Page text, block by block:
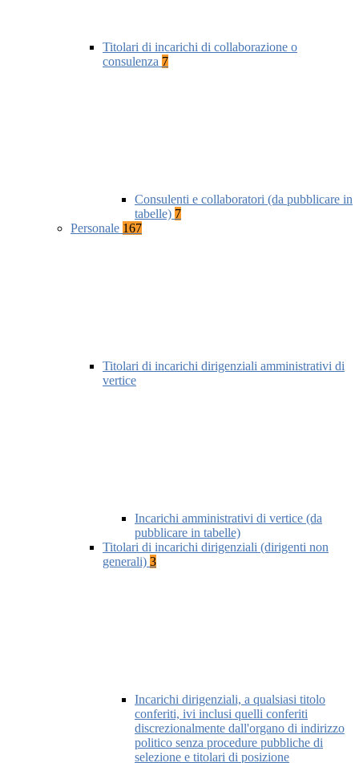
Titolari di incarichi di collaborazione o
consulenza 7
Consulenti e collaboratori (da pubblicare in
tabelle) 7
Personale 167
Titolari di incarichi dirigenziali amministrativi di
vertice
Incarichi amministrativi di vertice (da
pubblicare in tabelle)
Titolari di incarichi dirigenziali (dirigenti non
generali) 3
Incarichi dirigenziali, a qualsiasi titolo
conferiti, ivi inclusi quelli conferiti
discrezionalmente dall'organo di indirizzo
politico senza procedure pubbliche di
selezione e titolari di posizione